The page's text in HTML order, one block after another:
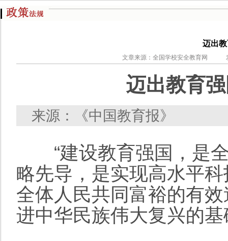
迈出
文章来源：全国学校安全教育网
迈出教育
来源：《中国教育报》
“建设教育强国，是全
略先导，是实现高水平
全体人民共同富裕的有
进中华民族伟大复兴的基